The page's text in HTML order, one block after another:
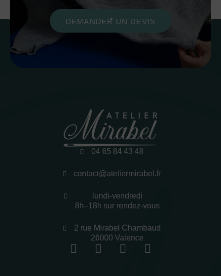
DEMANDER UN DEVIS
04 65 84 43 48
contact@ateliermirabel.fr
lundi-vendredi
8h–18h sur rendez-vous
2 rue Mirabel Chambaud
26000 Valence